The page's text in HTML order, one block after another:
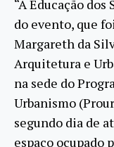
“A Educação
do evento, que
Margareth da
Arquitetura e
na sede do
Urbanismo
segundo dia de
espaço ocupado